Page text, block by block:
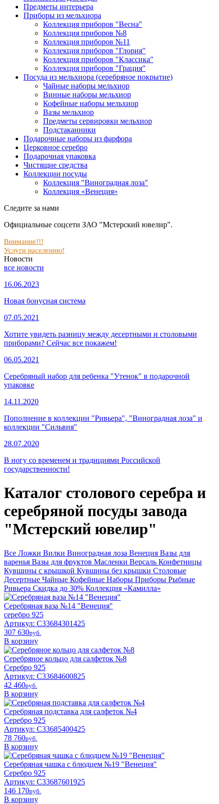
Предметы интерьера
Приборы из мельхиора
Коллекция приборов "Весна"
Коллекция приборов №8
Коллекция приборов №11
Коллекция приборов "Глория"
Коллекция приборов "Классика"
Коллекция приборов "Грация"
Посуда из мельхиора (серебряное покрытие)
Чайные наборы мельхиор
Винные наборы мельхиор
Кофейные наборы мельхиор
Вазы мельхиор
Предметы сервировки мельхиор
Подстаканники
Подарочные наборы из фарфора
Церковное серебро
Подарочная упаковка
Чистящие средства
Коллекции посуды
Коллекция "Виноградная лоза"
Коллекция «Венеция»
Следите за нами
Официальные соцсети ЗАО "Мстерский ювелир".
Внимание!!!
Услуги населению!
Новости
все новости
16.06.2023
Новая бонусная система
07.05.2021
Хотите увидеть разницу между десертными и столовыми
приборами? Сейчас все покажем!
06.05.2021
Серебряный набор для ребенка "Утенок" в подарочной
упаковке
14.11.2020
Пополнение в коллекции "Ривьера", "Виноградная лоза" и
коллекции "Сильвия"
28.07.2020
В ногу со временем и традициями Российской
государственности!
Каталог столового серебра и
серебряной посуды завода
"Мстерский ювелир"
Все Ложки Вилки Виноградная лоза Венеция Вазы для
варенья Вазы для фруктов Масленки Версаль Конфетницы
Кувшины с крышкой Кувшины без крышки Столовые
Десертные Чайные Кофейные Наборы Приборы Рыбные
Ривьера Скидка до 30% Коллекция «Камилла»
Серебряная ваза №14 "Венеция"
серебро 925
Артикул: С33684301425
307 630pyб.
В корзину
Серебряное кольцо для салфеток №8
Серебро 925
Артикул: С33684600825
42 460pyб.
В корзину
Серебряная подставка для салфеток №4
Серебро 925
Артикул: С33685400425
78 760pyб.
В корзину
Серебряная чашка с блюдцем №19 "Венеция"
Серебро 925
Артикул: С33687601925
146 170pyб.
В корзину